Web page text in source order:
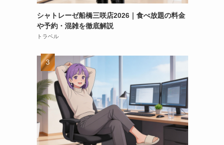
シャトレーゼ船橋三咲店2026｜食べ放題の料金
や予約・混雑を徹底解説
トラベル